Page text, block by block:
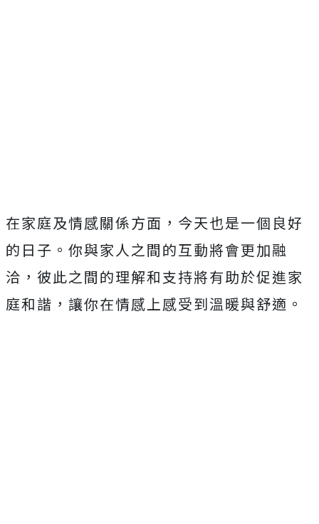
在家庭及情感關係方面，今天也是一個良好
的日子。你與家人之間的互動將會更加融
洽，彼此之間的理解和支持將有助於促進家
庭和諧，讓你在情感上感受到溫暖與舒適。